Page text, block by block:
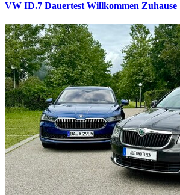
VW ID.7 Dauertest Willkommen Zuhause